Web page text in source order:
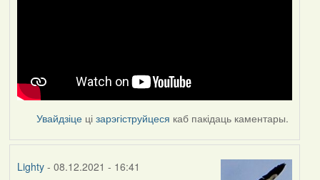
Увайдзіце цізарэгіструйцеся каб пакідаць каментары.
Lighty- 08.12.2021 - 16:41